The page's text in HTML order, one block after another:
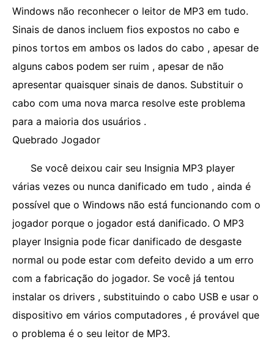
Windows não reconhecer o leitor de MP3 em tudo.
Sinais de danos incluem fios expostos no cabo e
pinos tortos em ambos os lados do cabo , apesar de
alguns cabos podem ser ruim , apesar de não
apresentar quaisquer sinais de danos. Substituir o
cabo com uma nova marca resolve este problema
para a maioria dos usuários .
Quebrado Jogador
Se você deixou cair seu Insignia MP3 player
várias vezes ou nunca danificado em tudo , ainda é
possível que o Windows não está funcionando com o
jogador porque o jogador está danificado. O MP3
player Insignia pode ficar danificado de desgaste
normal ou pode estar com defeito devido a um erro
com a fabricação do jogador. Se você já tentou
instalar os drivers , substituindo o cabo USB e usar o
dispositivo em vários computadores , é provável que
o problema é o seu leitor de MP3.